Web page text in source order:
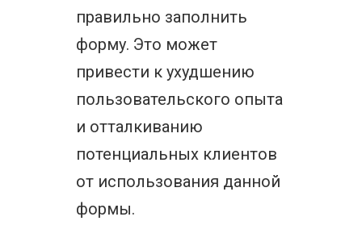
правильно заполнить
форму. Это может
привести к ухудшению
пользовательского опыта
и отталкиванию
потенциальных клиентов
от использования данной
формы.